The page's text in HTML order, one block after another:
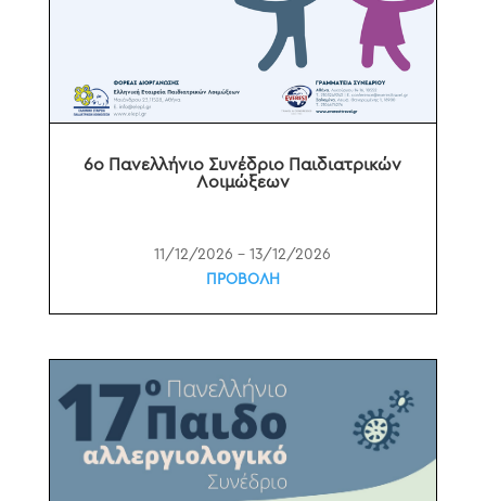
6ο Πανελλήνιο Συνέδριο Παιδιατρικών
Λοιμώξεων
11/12/2026 – 13/12/2026
ΠΡΟΒΟΛΗ